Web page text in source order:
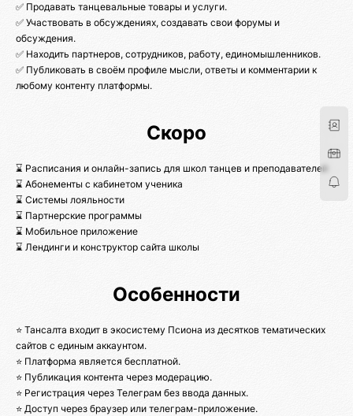
✅ Продавать танцевальные товары и услуги.
✅ Участвовать в обсуждениях, создавать свои форумы и
обсуждения.
✅ Находить партнеров, сотрудников, работу, единомышленников.
✅ Публиковать в своём профиле мысли, ответы и комментарии к
любому контенту платформы.
Скоро
⌛ Расписания и онлайн-запись для школ танцев и преподавателей
⌛ Абонементы с кабинетом ученика
⌛ Системы лояльности
⌛ Партнерские программы
⌛ Мобильное приложение
⌛ Лендинги и конструктор сайта школы
Особенности
⭐ Тансалта входит в экосистему Псиона из десятков тематических
сайтов с единым аккаунтом.
⭐ Платформа является бесплатной.
⭐ Публикация контента через модерацию.
⭐ Регистрация через Телеграм без ввода данных.
⭐ Доступ через браузер или телеграм-приложение.